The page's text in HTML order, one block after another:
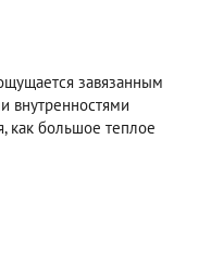
завязанным
внутренностями
как большое теплое